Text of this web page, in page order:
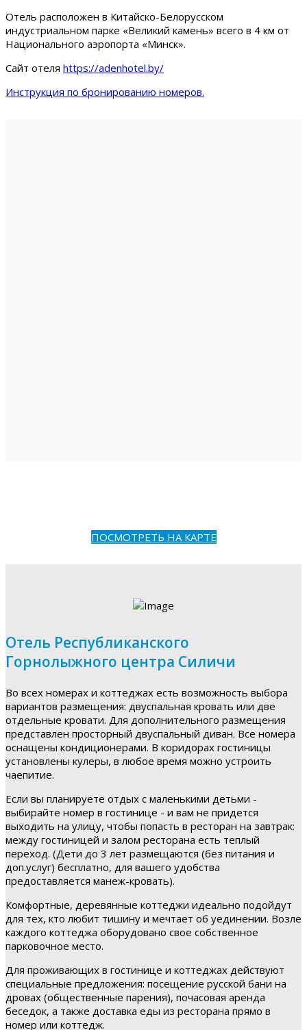
Отель расположен в Китайско-Белорусском
индустриальном парке «Великий камень» всего в 4 км от
Национального аэропорта «Минск».
Сайт отеля https://adenhotel.by/
Инструкция по бронированию номеров.
ПОСМОТРЕТЬ НА КАРТЕ
Отель Республиканского
Горнолыжного центра Силичи
Во всех номерах и коттеджах есть возможность выбора
вариантов размещения: двуспальная кровать или две
отдельные кровати. Для дополнительного размещения
представлен просторный двуспальный диван. Все номера
оснащены кондиционерами. В коридорах гостиницы
установлены кулеры, в любое время можно устроить
чаепитие.
Если вы планируете отдых с маленькими детьми -
выбирайте номер в гостинице - и вам не придется
выходить на улицу, чтобы попасть в ресторан на завтрак:
между гостиницей и залом ресторана есть теплый
переход. (Дети до 3 лет размещаются (без питания и
доп.услуг) бесплатно, для вашего удобства
предоставляется манеж-кровать).
Комфортные, деревянные коттеджи идеально подойдут
для тех, кто любит тишину и мечтает об уединении. Возле
каждого коттеджа оборудовано свое собственное
парковочное место.
Для проживающих в гостинице и коттеджах действуют
специальные предложения: посещение русской бани на
дровах (общественные парения), почасовая аренда
беседок, а также доставка еды из ресторана прямо в
номер или коттедж.